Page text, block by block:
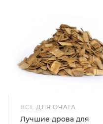
ВСЕ ДЛЯ ОЧАГА
Лучшие дрова для